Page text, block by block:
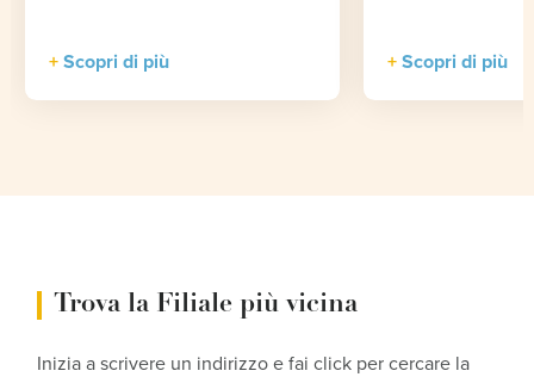
Scopri di più Scopri di più
Trova la Filiale più vicina
Inizia a scrivere un indirizzo e fai click per cercare la